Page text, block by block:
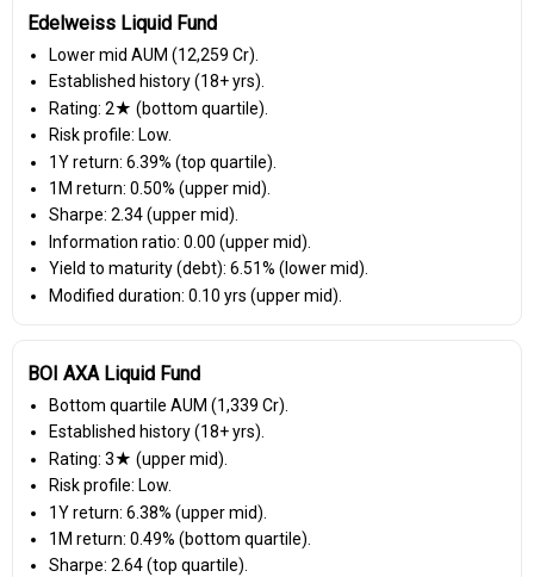
Edelweiss Liquid Fund
Lower mid AUM (₹12,259 Cr).
Established history (18+ yrs).
Rating: 2★ (bottom quartile).
Risk profile: Low.
1Y return: 6.39% (top quartile).
1M return: 0.50% (upper mid).
Sharpe: 2.34 (upper mid).
Information ratio: 0.00 (upper mid).
Yield to maturity (debt): 6.51% (lower mid).
Modified duration: 0.10 yrs (upper mid).
BOI AXA Liquid Fund
Bottom quartile AUM (₹1,339 Cr).
Established history (18+ yrs).
Rating: 3★ (upper mid).
Risk profile: Low.
1Y return: 6.38% (upper mid).
1M return: 0.49% (bottom quartile).
Sharpe: 2.64 (top quartile).